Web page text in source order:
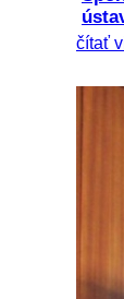
čítať